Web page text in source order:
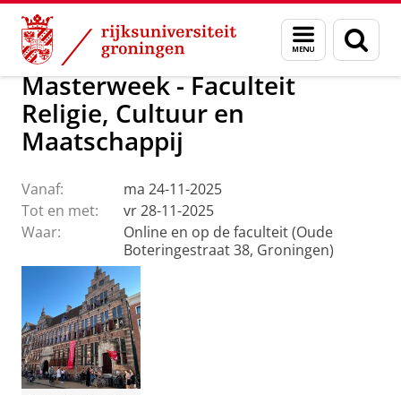
Skip
Content
Skip
Navigation
Menu
en
zoeken
Faculteit Religie, Cultuur en Maatschappij Agenda
Masterweek - Faculteit
Religie, Cultuur en
Maatschappij
Vanaf:
ma 24-11-2025
Tot en met:
vr 28-11-2025
Waar:
Online en op de faculteit (Oude
Boteringestraat 38, Groningen)